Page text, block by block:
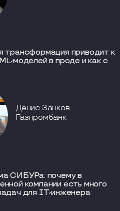
трансформация приводит к
моделей в проде и как с
Денис Занков
Газпромбанк
СИБУРа: почему в
компании есть много
для IT-инженера